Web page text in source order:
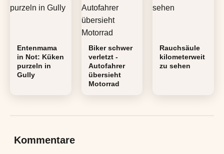
Entenmama
in Not: Küken
purzeln in
Gully
Biker schwer
verletzt -
Autofahrer
übersieht
Motorrad
Rauchsäule
kilometerweit
zu sehen
Kommentare